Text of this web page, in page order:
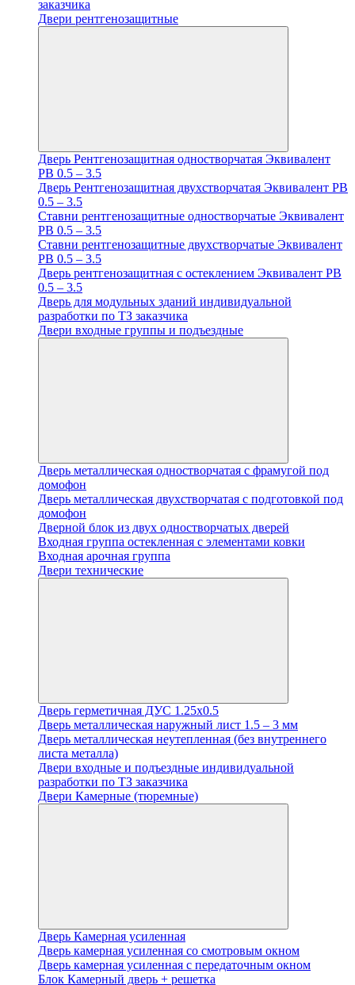
заказчика
Двери рентгенозащитные
Дверь Рентгенозащитная одностворчатая Эквивалент
PB 0.5 – 3.5
Дверь Рентгенозащитная двухстворчатая Эквивалент PB
0.5 – 3.5
Ставни рентгенозащитные одностворчатые Эквивалент
PB 0.5 – 3.5
Ставни рентгенозащитные двухстворчатые Эквивалент
PB 0.5 – 3.5
Дверь рентгенозащитная с остеклением Эквивалент PB
0.5 – 3.5
Дверь для модульных зданий индивидуальной
разработки по ТЗ заказчика
Двери входные группы и подъездные
Дверь металлическая одностворчатая с фрамугой под
домофон
Дверь металлическая двухстворчатая с подготовкой под
домофон
Дверной блок из двух одностворчатых дверей
Входная группа остекленная с элементами ковки
Входная арочная группа
Двери технические
Дверь герметичная ДУС 1.25х0.5
Дверь металлическая наружный лист 1.5 – 3 мм
Дверь металлическая неутепленная (без внутреннего
листа металла)
Двери входные и подъездные индивидуальной
разработки по ТЗ заказчика
Двери Камерные (тюремные)
Дверь Камерная усиленная
Дверь камерная усиленная со смотровым окном
Дверь камерная усиленная с передаточным окном
Блок Камерный дверь + решетка